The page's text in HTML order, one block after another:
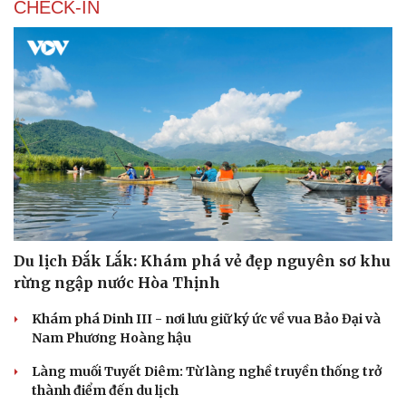
CHECK-IN
Du lịch Đắk Lắk: Khám phá vẻ đẹp nguyên sơ khu
rừng ngập nước Hòa Thịnh
Khám phá Dinh III - nơi lưu giữ ký ức về vua Bảo Đại và
Nam Phương Hoàng hậu
Làng muối Tuyết Diêm: Từ làng nghề truyền thống trở
thành điểm đến du lịch